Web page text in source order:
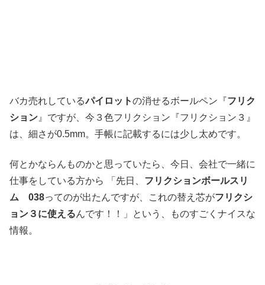
バカ売れしているパイロットの消せるボールペン『フリク
ション 』ですが、今３色フリクション『フリクション３』
は、細さが0.5mm。手帳に記載するには少し太めです。
何とかならんものかと思っていたら、今日、会社で一緒に
仕事をしている方から 「先日、 フリクションボールスリ
ム 038ってのが出たんですが、これの替え芯がフリクシ
ョン３に使えるんです！！」という、ものすごくナイスな
情報。